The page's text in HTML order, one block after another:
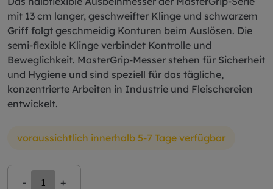
mit 13 cm langer, geschweifter Klinge und schwarzem
Griff folgt geschmeidig Konturen beim Auslösen. Die
semi-flexible Klinge verbindet Kontrolle und
Beweglichkeit. MasterGrip-Messer stehen für Sicherheit
und Hygiene und sind speziell für das tägliche,
konzentrierte Arbeiten in Industrie und Fleischereien
entwickelt.
voraussichtlich innerhalb 5-7 Tage verfügbar
- +